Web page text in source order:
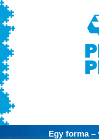
Egy forma –